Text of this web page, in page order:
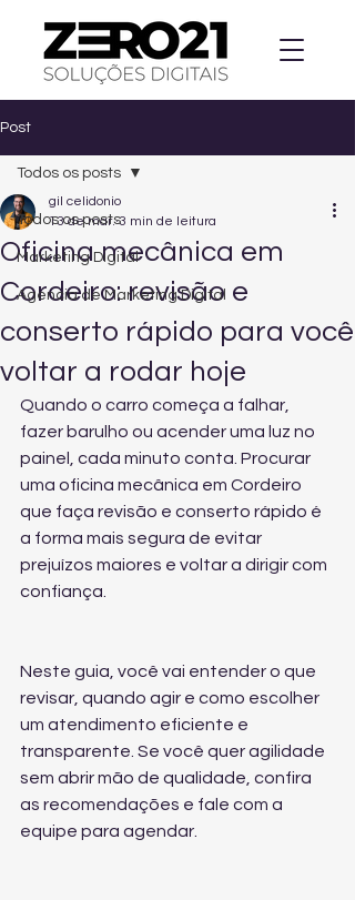
Post
Todos os posts
Marketing Digital
Agencia de Marketing Digital
Todos os posts
Oficina mecânica em
Cordeiro: revisão e
conserto rápido para você
voltar a rodar hoje
gil celidonio
13 de mar. 3 min de leitura
Quando o carro começa a falhar,
fazer barulho ou acender uma luz no
painel, cada minuto conta. Procurar
uma oficina mecânica em Cordeiro
que faça revisão e conserto rápido é
a forma mais segura de evitar
prejuízos maiores e voltar a dirigir com
confiança.
Neste guia, você vai entender o que
revisar, quando agir e como escolher
um atendimento eficiente e
transparente. Se você quer agilidade
sem abrir mão de qualidade, confira
as recomendações e fale com a
equipe para agendar